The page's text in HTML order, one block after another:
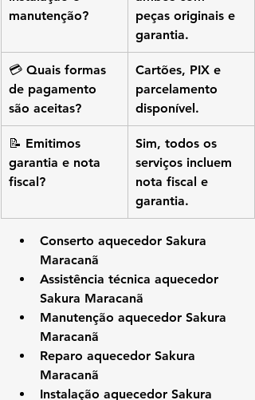
manutenção?
peças originais e
garantia.
💳 Quais formas
de pagamento
são aceitas?
Cartões, PIX e
parcelamento
disponível.
📝 Emitimos
garantia e nota
fiscal?
Sim, todos os
serviços incluem
nota fiscal e
garantia.
Conserto aquecedor Sakura
Maracanã
Assistência técnica aquecedor
Sakura Maracanã
Manutenção aquecedor Sakura
Maracanã
Reparo aquecedor Sakura
Maracanã
Instalação aquecedor Sakura